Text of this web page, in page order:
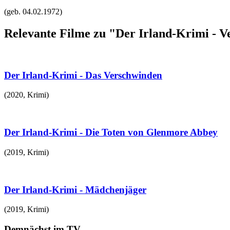
(geb. 04.02.1972)
Relevante Filme zu "Der Irland-Krimi -
Der Irland-Krimi - Das Verschwinden
(2020, Krimi)
Der Irland-Krimi - Die Toten von Glenmore Abbey
(2019, Krimi)
Der Irland-Krimi - Mädchenjäger
(2019, Krimi)